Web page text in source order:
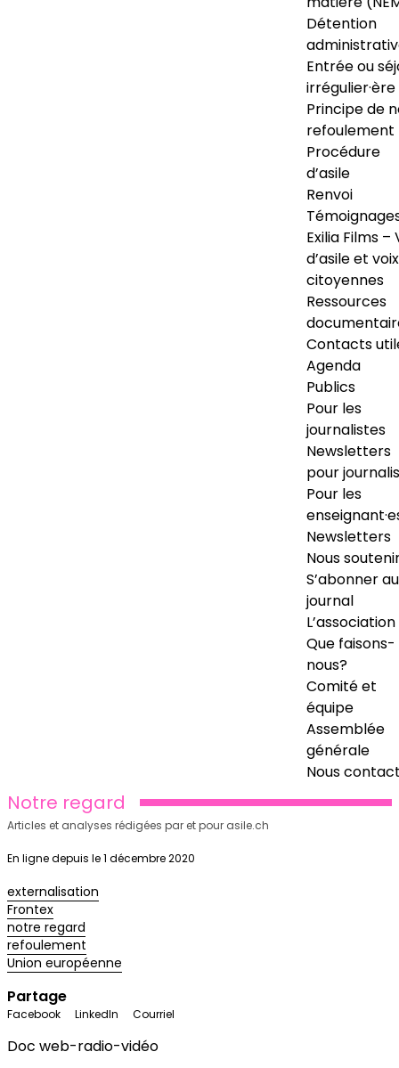
Détention
Entrée ou
irrégulier·ère
Principe de
refoulement
Procédure
d’asile
Renvoi
Exilia Films –
d’asile et voix
citoyennes
Ressources
Contacts
Agenda
Publics
Pour les
journalistes
Newsletters
pour
Pour les
Newsletters
Nous
S’abonner au
journal
L’association
Que faisons-
nous?
Comité et
équipe
Assemblée
générale
Nous
Notre regard
Articles et analyses rédigées par et pour asile.ch
En ligne depuis le 1 décembre 2020
externalisation
Frontex
notre regard
refoulement
Union européenne
Partage
Facebook LinkedIn Courriel
Doc web-radio-vidéo